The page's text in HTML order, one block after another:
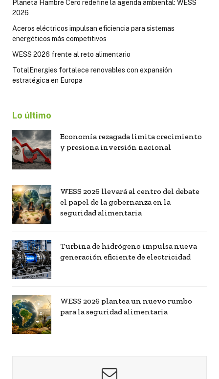
Planeta Hambre Cero redefine la agenda ambiental: WESS
2026
Aceros eléctricos impulsan eficiencia para sistemas
energéticos más competitivos
WESS 2026 frente al reto alimentario
TotalEnergies fortalece renovables con expansión
estratégica en Europa
Lo último
Economía rezagada limita crecimiento
y presiona inversión nacional
WESS 2026 llevará al centro del debate
el papel de la gobernanza en la
seguridad alimentaria
Turbina de hidrógeno impulsa nueva
generación eficiente de electricidad
WESS 2026 plantea un nuevo rumbo
para la seguridad alimentaria